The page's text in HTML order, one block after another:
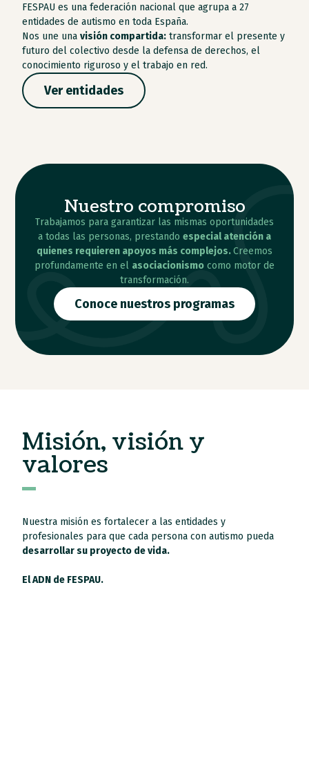
FESPAU es una federación nacional que agrupa a 27
entidades de autismo en toda España.
Nos une unavisión compartida: transformar el presente y
futuro del colectivo desde la defensa de derechos, el
conocimiento riguroso y el trabajo en red.
Ver entidades
Nuestro compromiso
Trabajamos para garantizar las mismas oportunidades
a todas las personas, prestando especial atención a
quienes requieren apoyos más complejos.Creemos
profundamente en el asociacionismo como motor de
transformación.
Conoce nuestros programas
Misión, visión y
valores
Nuestra misión es fortalecer a las entidades y
profesionales para que cada persona con autismo pueda
desarrollar su proyecto de vida.
El ADN de FESPAU.